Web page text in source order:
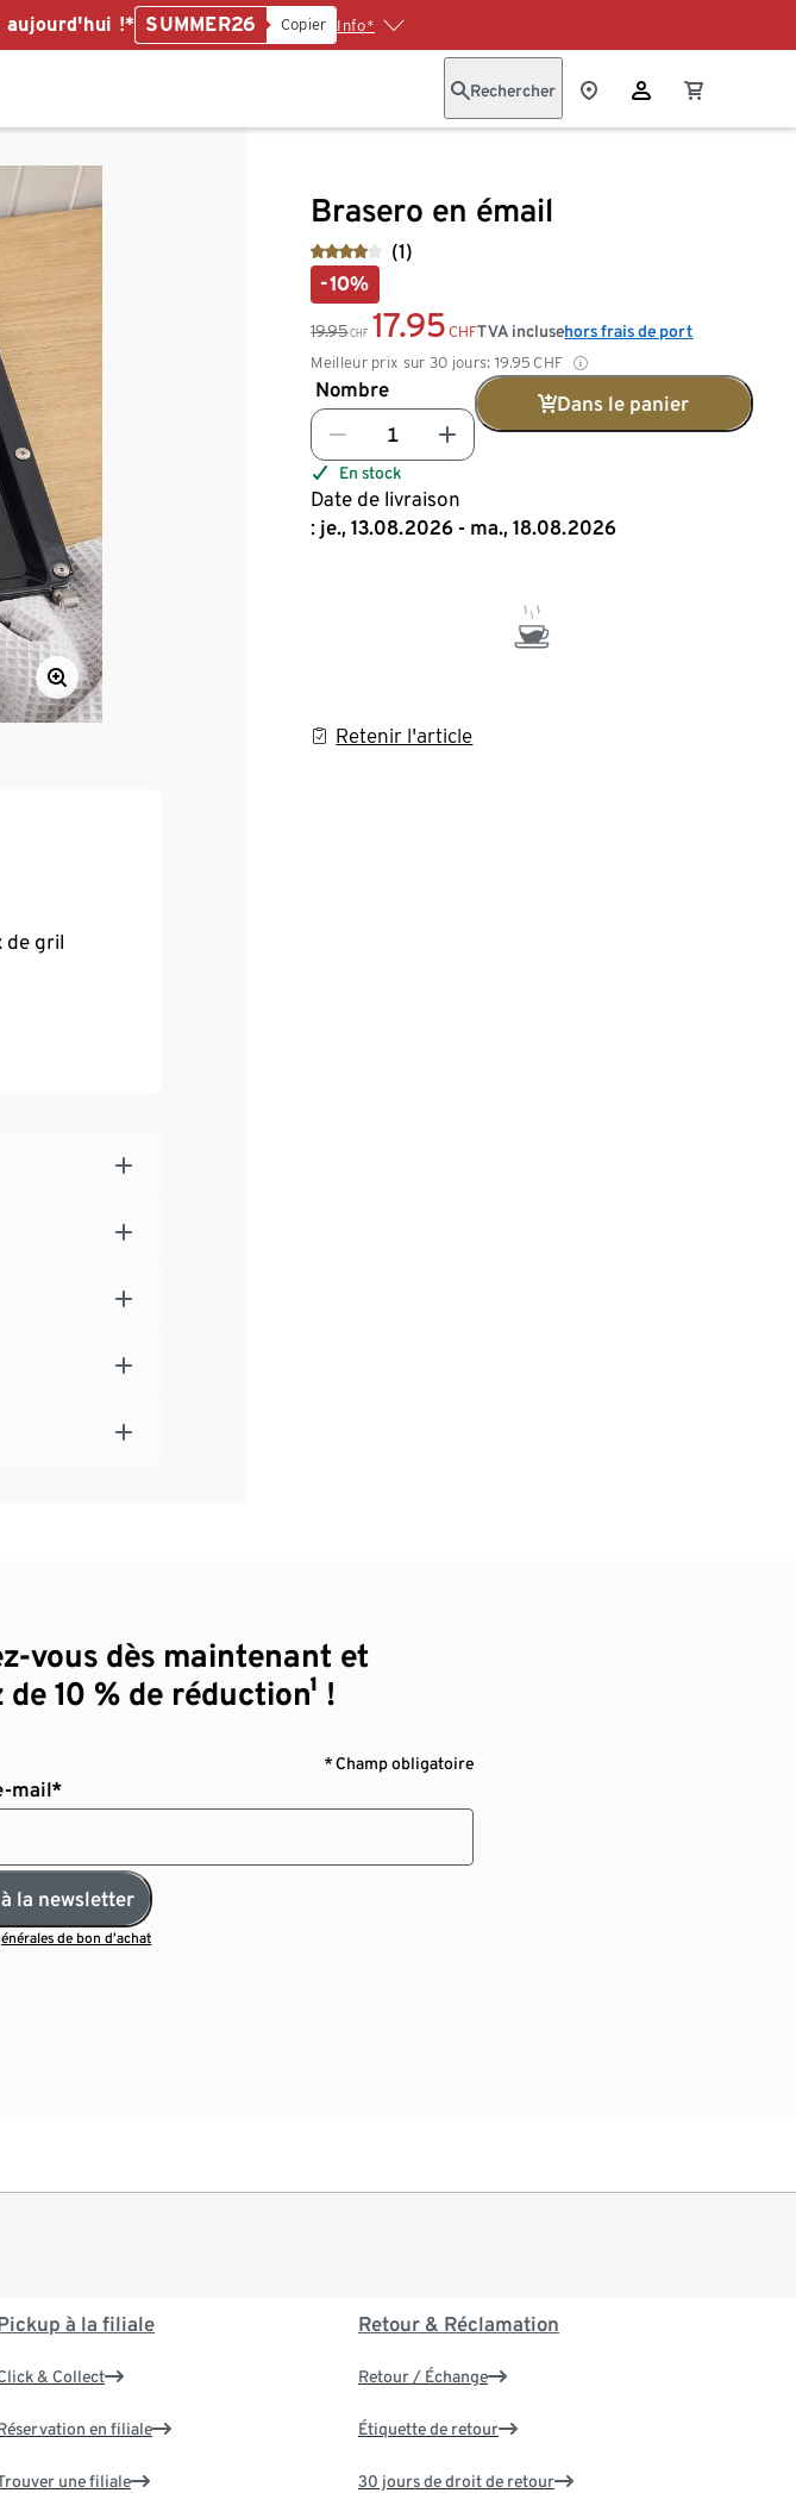
aujourd'hui !* SUMMER26 Copier Info*
Rechercher
Brasero en émail
(1)
-10%
19.95 CHF 17.95 CHF
Meilleur prix sur 30 jours: 19.95 CHF
TVA inclusehors frais de port
Nombre
Dans le panier
En stock
Date de livraison
: je., 13.08.2026 - ma., 18.08.2026
Retenir l'article
de gril
vous dès maintenant et
10 % de réduction¹ !
* Champ obligatoire
mail*
la newsletter
de bon d’achat
à la filiale
& Collect
en filiale
une filiale
Retour & Réclamation
Retour / Échange
Étiquette de retour
30 jours de droit de retour